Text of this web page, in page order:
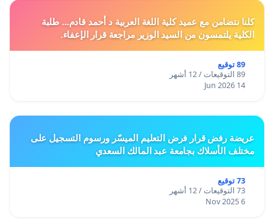
كلنا نتضامن مع عميد كلية اللغة العربية د أحمد قادم... طلبة
الكلية يلتمسون من السيد الوزير مراجعة قرار الإعفاء.
89 توقيع
89 التوقيعات / 12 أشهر
14 Jun 2026
عريضة رفض قرار فرض التعليم الميسّر ورسوم التسجيل على
مختلف الأسلاك بجامعة عبد المالك السعدي
73 توقيع
73 التوقيعات / 12 أشهر
6 Nov 2025